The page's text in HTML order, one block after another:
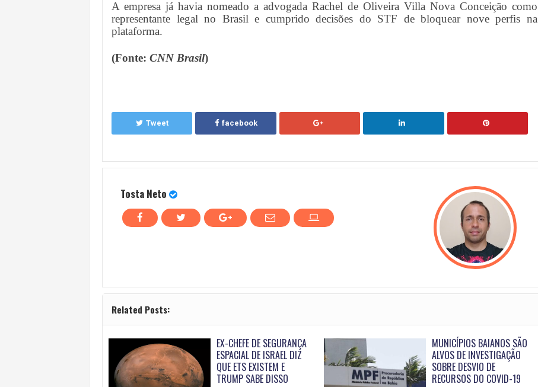
A empresa já havia nomeado a advogada Rachel de Oliveira Villa Nova Conceição como
representante legal no Brasil e cumprido decisões do STF de bloquear nove perfis na
plataforma.
(Fonte: CNN Brasil)
Tweet facebook
Tosta Neto
Related Posts:
EX-CHEFE DE SEGURANÇA
ESPACIAL DE ISRAEL DIZ
QUE ETS EXISTEM E
TRUMP SABE DISSO
MUNICÍPIOS BAIANOS SÃO
ALVOS DE INVESTIGAÇÃO
SOBRE DESVIO DE
RECURSOS DO COVID-19